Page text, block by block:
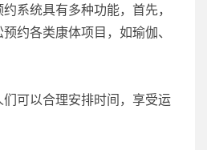
系统具有多种功能，首先，
约各类康体项目，如瑜伽、
可以合理安排时间，享受运